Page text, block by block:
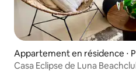
Appartement en résidence ⋅
n
Casa Eclipse de Luna